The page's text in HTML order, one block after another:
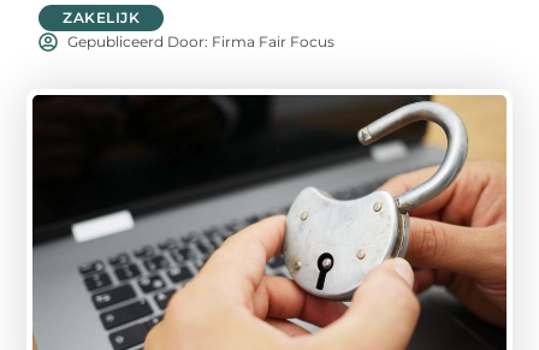
ZAKELIJK
Gepubliceerd Door: Firma Fair Focus